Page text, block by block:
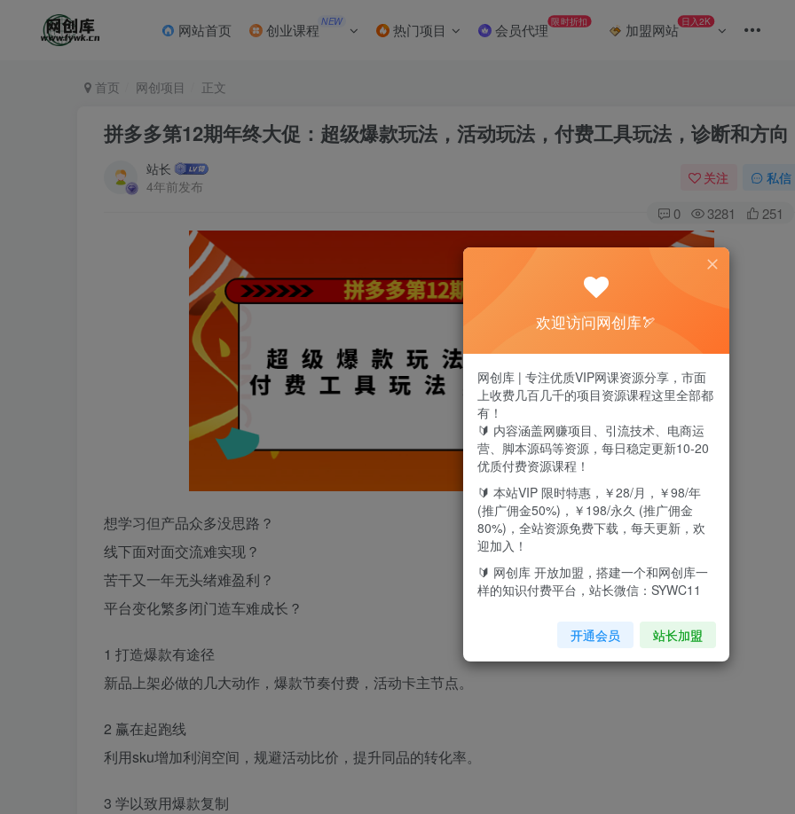
网站首页 创业课程 NEW 热门项目 会员代理 限时折扣 加盟网站 日入2K
首页 网创项目 正文
拼多多第12期年终大促：超级爆款玩法，活动玩法，付费工具玩法，诊断和方向
站长
4年前发布
关注 私信
0 3281 251
想学习但产品众多没思路？
线下面对面交流难实现？
苦干又一年无头绪难盈利？
平台变化繁多闭门造车难成长？
1 打造爆款有途径
新品上架必做的几大动作，爆款节奏付费，活动卡主节点。
2 赢在起跑线
利用sku增加利润空间，规避活动比价，提升同品的转化率。
3 学以致用爆款复制
欢迎访问网创库🏹
网创库 | 专注优质VIP网课资源分享，市面
上收费几百几千的项目资源课程这里全部都
有！
🔰 内容涵盖网赚项目、引流技术、电商运
营、脚本源码等资源，每日稳定更新10-20
优质付费资源课程！
🔰 本站VIP 限时特惠，￥28/月，￥98/年
(推广佣金50%)，￥198/永久 (推广佣金
80%)，全站资源免费下载，每天更新，欢
迎加入！
🔰 网创库 开放加盟，搭建一个和网创库一
样的知识付费平台，站长微信：SYWC11
开通会员 站长加盟